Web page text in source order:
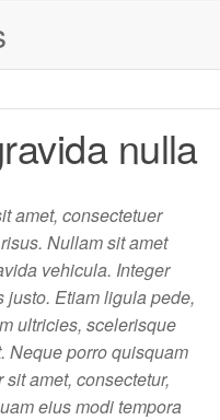
nulla
amet, consectetuer
Nullam sit amet
vehicula. Integer
justo. Etiam ligula pede,
ultricies, scelerisque
Neque porro quisquam
amet, consectetur,
eius modi tempora